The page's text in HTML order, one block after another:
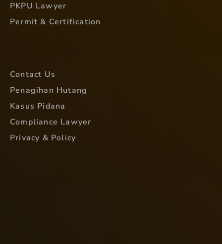
PKPU Lawyer
Permit & Certification
Contact Us
Penagihan Hutang
Kasus Pidana
Compliance Lawyer
Privacy & Policy